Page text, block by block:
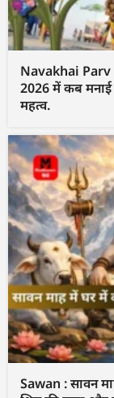
Navakhai Parv
2026 में कब
महत्व.
Sawan : सावन